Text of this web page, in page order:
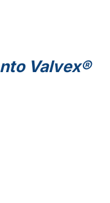
Valvex®